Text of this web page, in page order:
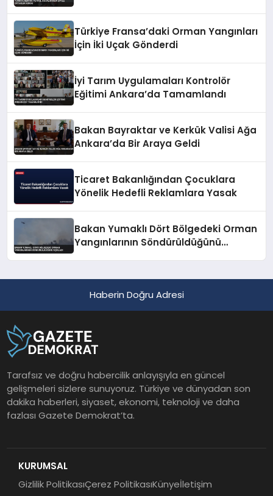
Türkiye Fransa’daki Orman Yangınları
İçin İki Uçak Gönderdi
İyi Tarım Uygulamaları Kontrolör
Eğitimi Ankara’da Tamamlandı
Bakan Bayraktar ve Kerkük Valisi Ağa
Ankara’da Bir Araya Geldi
Ticaret Bakanlığından Çocuklara
Yönelik Hedefli Reklamlara Yasak
Bakan Yumaklı Dört Bölgedeki Orman
Yangınlarının Söndürüldüğünü
Haberin Doğru Adresi
Tarafsız ve doğru habercilik anlayışıyla en güncel
gelişmeleri sizlere sunuyoruz. Türkiye ve dünyadan son
dakika haberleri, siyaset, ekonomi, teknoloji ve daha
fazlası Gazete Demokrat’ta.
KURUMSAL
Gizlilik PolitikasıÇerez PolitikasıKünyeİletişim